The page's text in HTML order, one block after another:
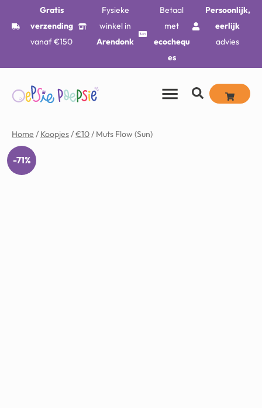
Gratis
verzending
vanaf €150
Fysieke
winkel in
Arendonk
Betaal
met
ecochequ
es
Persoonlijk,
eerlijk
advies
Home / Koopjes/€10/ Muts Flow (Sun)
-71%